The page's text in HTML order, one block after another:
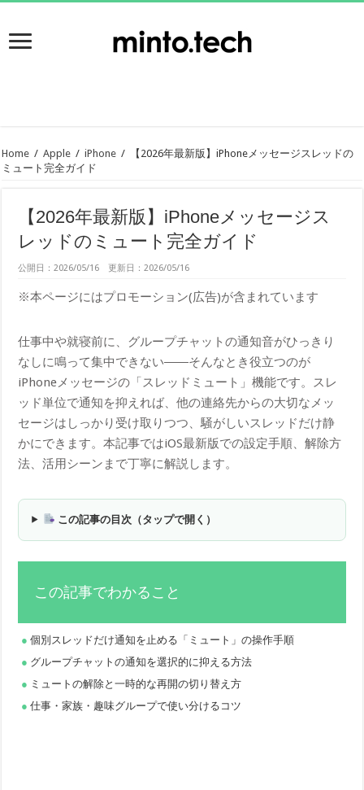
Home / Apple / iPhone /
【2026年最新版】iPhoneメッセージスレッドの
ミュート完全ガイド
【2026年最新版】iPhoneメッセージス
レッドのミュート完全ガイド
公開日：2026/05/16 更新日：2026/05/16
※本ページにはプロモーション(広告)が含まれています
仕事中や就寝前に、グループチャットの通知音がひっきり
なしに鳴って集中できない――そんなとき役立つのが
iPhoneメッセージの「スレッドミュート」機能です。スレ
ッド単位で通知を抑えれば、他の連絡先からの大切なメッ
セージはしっかり受け取りつつ、騒がしいスレッドだけ静
かにできます。本記事ではiOS最新版での設定手順、解除方
法、活用シーンまで丁寧に解説します。
この記事の目次（タップで開く）
この記事でわかること
個別スレッドだけ通知を止める「ミュート」の操作手順
グループチャットの通知を選択的に抑える方法
ミュートの解除と一時的な再開の切り替え方
仕事・家族・趣味グループで使い分けるコツ